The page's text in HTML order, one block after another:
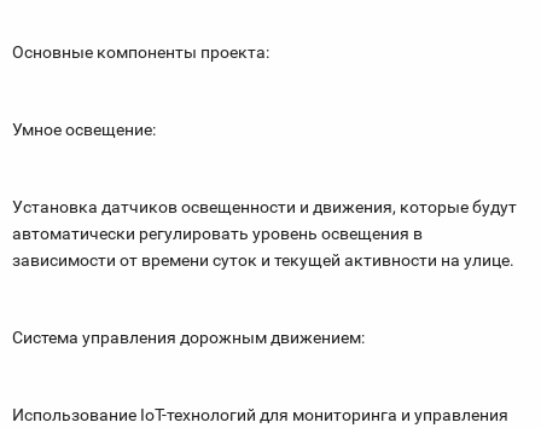
Основные компоненты проекта:
Умное освещение:
Установка датчиков освещенности и движения, которые будут
автоматически регулировать уровень освещения в
зависимости от времени суток и текущей активности на улице.
Система управления дорожным движением:
Использование IoT-технологий для мониторинга и управления